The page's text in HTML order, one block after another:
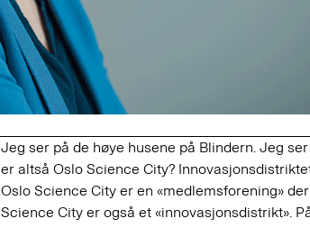
Jeg ser på de høye husene på Blindern. Jeg
er altså Oslo Science City?
Oslo Science City er en «medlemsforening»
Science City er også et «innovasjonsdistrikt».